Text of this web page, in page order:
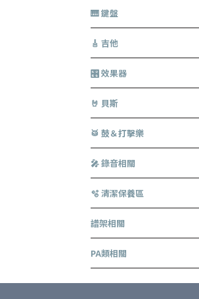
🎹 鍵盤
🎸 吉他
🎛️ 效果器
🤘 貝斯
🥁 鼓＆打擊樂
🎤 錄音相關
🫧 清潔保養區
譜架相關
PA類相關